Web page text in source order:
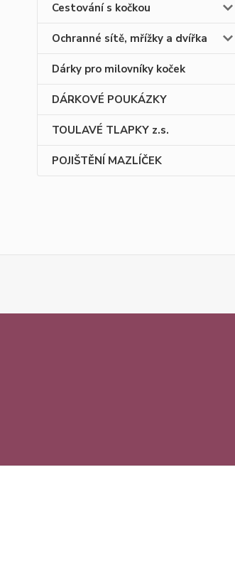
Cestování s kočkou
Ochranné sítě, mřížky a dvířka
Dárky pro milovníky koček
DÁRKOVÉ POUKÁZKY
TOULAVÉ TLAPKY z.s.
POJIŠTĚNÍ MAZLÍČEK